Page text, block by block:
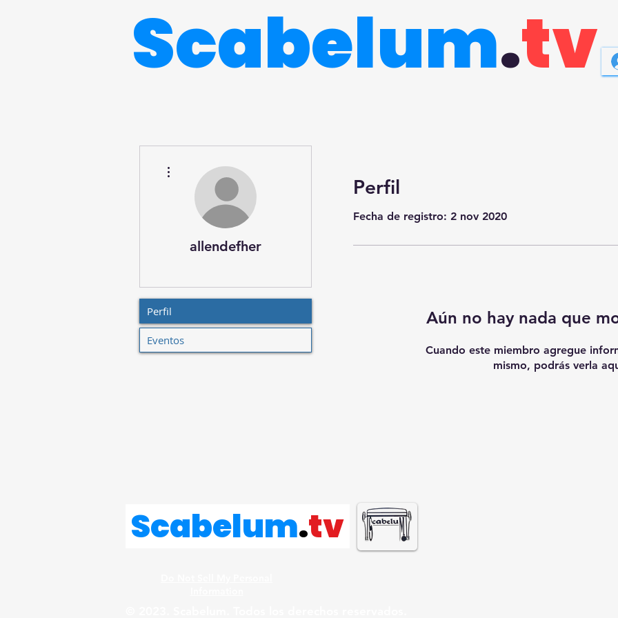
Scabelum.tv
Perfil
Fecha de registro: 2 nov 2020
Aún no hay nada que
Cuando este miembro agregue
mismo, podrás verla
allendefher
Perfil
Eventos
Scabelum.tv